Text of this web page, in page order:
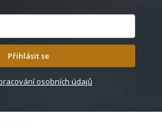
Přihlásit se
osobních údajů